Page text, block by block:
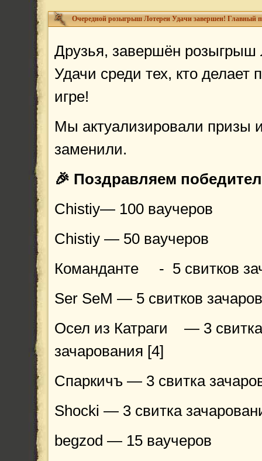
Друзья, завершён розыгрыш
Удачи среди тех, кто делает
игре!
Мы актуализировали призы
заменили.
🎉 Поздравляем
Chistiy— 100 ваучеров
Chistiy — 50 ваучеров
Команданте - 5 свитков
Ser SeM — 5 свитков
Осел из Катраги
— 3 свитка
зачарования [4]
Спаркичъ — 3 свитка
Shocki — 3 свитка
begzod — 15 ваучеров